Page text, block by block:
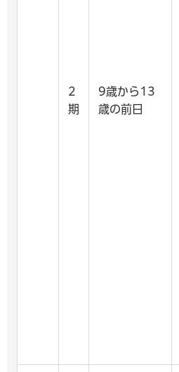
2
期
9歳から13
歳の前日